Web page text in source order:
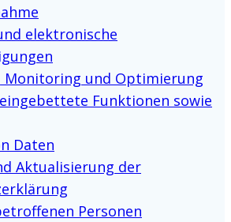
elektronische
Monitoring und Optimierung
Funktionen sowie
Daten
Aktualisierung der
Personen